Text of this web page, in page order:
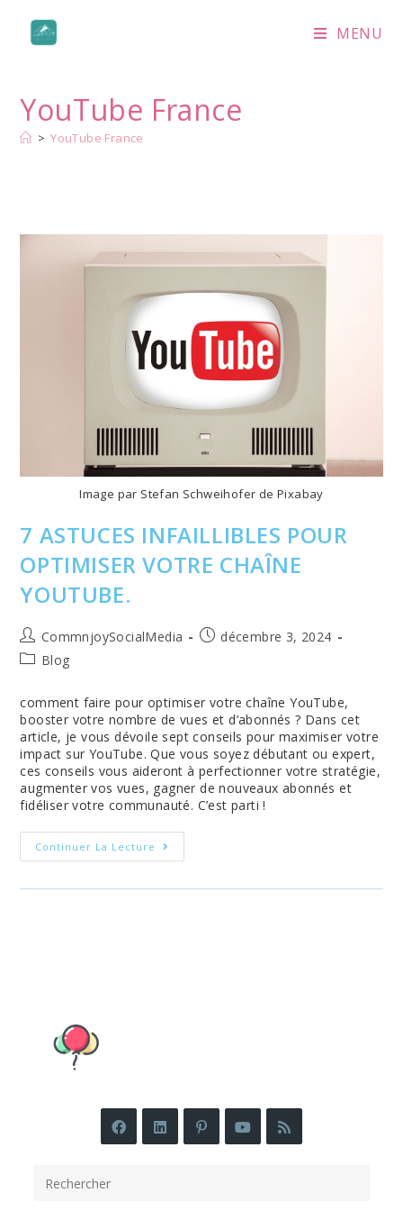
content
MENU
YouTube France
> YouTube France
Image par Stefan Schweihofer de Pixabay
7 ASTUCES INFAILLIBLES POUR
OPTIMISER VOTRE CHAÎNE
YOUTUBE.
Auteur/autrice
de
CommnjoySocialMedia
Publication
décembre 3, 2024
PostBlog
comment faire pour optimiser votre chaîne YouTube,
booster votre nombre de vues et d’abonnés ? Dans cet
article, je vous dévoile sept conseils pour maximiser votre
impact sur YouTube. Que vous soyez débutant ou expert,
ces conseils vous aideront à perfectionner votre stratégie,
augmenter vos vues, gagner de nouveaux abonnés et
fidéliser votre communauté. C’est parti !
Continuer La Lecture 7
Astuces
Pour